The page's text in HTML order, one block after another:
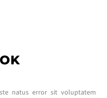
natus error sit voluptatem